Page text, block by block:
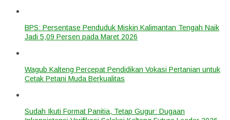
BPS: Persentase Penduduk Miskin Kalimantan Tengah Naik
Jadi 5,09 Persen pada Maret 2026
Wagub Kalteng Percepat Pendidikan Vokasi Pertanian untuk
Cetak Petani Muda Berkualitas
Sudah Ikuti Format Panitia, Tetap Gugur: Dugaan